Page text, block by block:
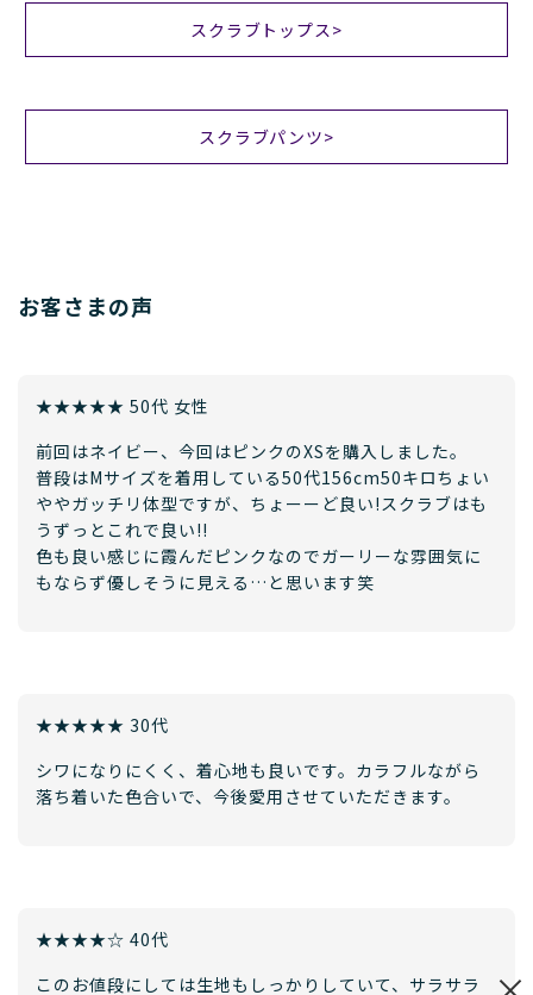
スクラブトップス>
スクラブパンツ>
お客さまの声
★★★★★ 50代 女性
前回はネイビー、今回はピンクのXSを購入しました。
普段はMサイズを着用している50代156cm50キロちょい
ややガッチリ体型ですが、ちょーーど良い!スクラブはも
うずっとこれで良い!!
色も良い感じに霞んだピンクなのでガーリーな雰囲気に
もならず優しそうに見える…と思います笑
★★★★★ 30代
シワになりにくく、着心地も良いです。カラフルながら
落ち着いた色合いで、今後愛用させていただきます。
★★★★☆ 40代
このお値段にしては生地もしっかりしていて、サラサラ